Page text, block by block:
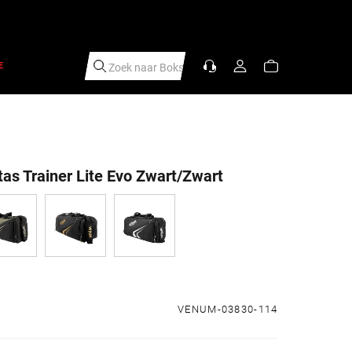
Zoek naar S|
Trainer Lite Evo Zwart/Zwart
VENUM-03830-114